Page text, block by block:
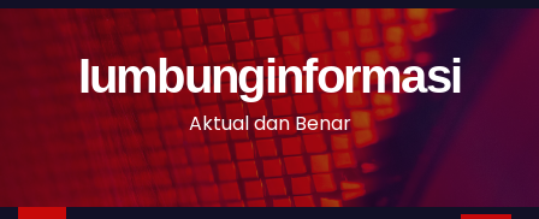
t
Iumbunginformasi
Aktual dan Benar